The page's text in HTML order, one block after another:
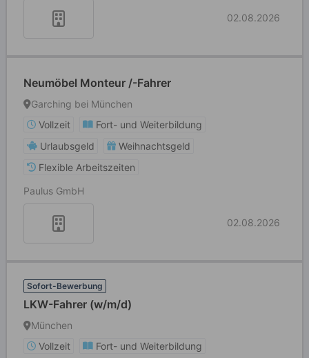
02.08.2026
Neumöbel Monteur /-Fahrer
Garching bei München
Vollzeit
Fort- und Weiterbildung
Urlaubsgeld
Weihnachtsgeld
Flexible Arbeitszeiten
Paulus GmbH
02.08.2026
Sofort-Bewerbung
LKW-Fahrer (w/m/d)
München
Vollzeit
Fort- und Weiterbildung